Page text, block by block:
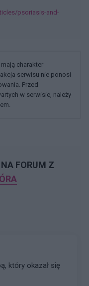
psoriasis-and-
charakter
serwisu nie ponosi
Przed
w serwisie, należy
FORUM Z
który okazał się